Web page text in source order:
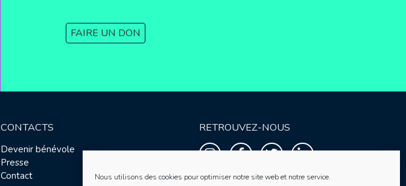
Nous utilisons des cookies pour optimiser notre site web et notre service.
FAIRE UN DON
CONTACTS
Devenir bénévole
Presse
Contact
RETROUVEZ-NOUS